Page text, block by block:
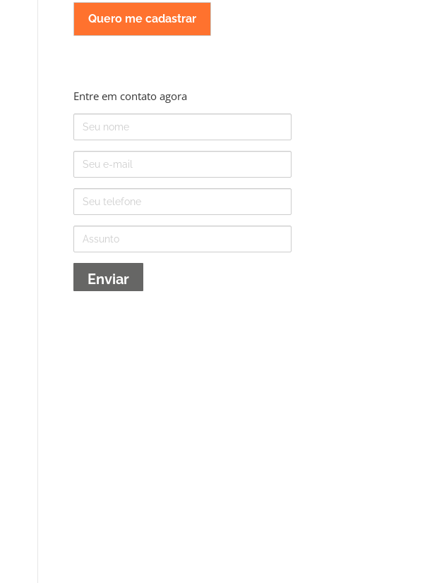
Entre em contato agora
Nome
mail
Telefone
Assunto